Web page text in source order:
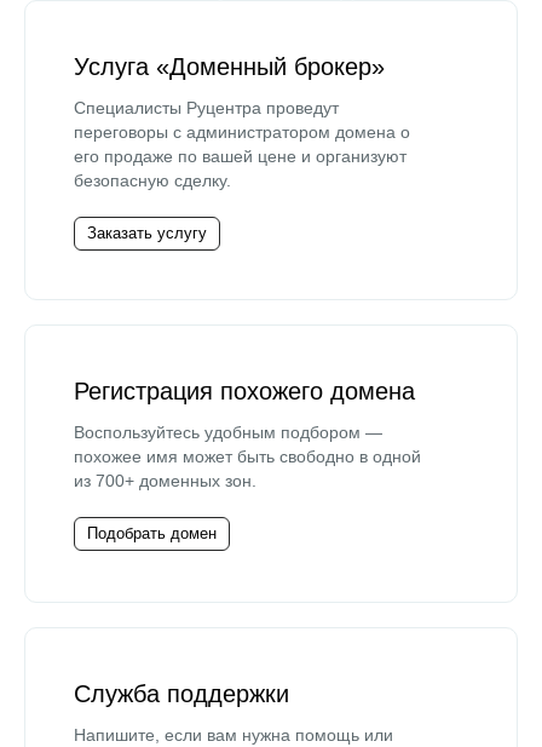
Услуга «Доменный брокер»
Специалисты Руцентра проведут
переговоры с администратором домена о
его продаже по вашей цене и организуют
безопасную сделку.
Заказать услугу
Регистрация похожего домена
Воспользуйтесь удобным подбором —
похожее имя может быть свободно в одной
из 700+ доменных зон.
Подобрать домен
Служба поддержки
Напишите, если вам нужна помощь или